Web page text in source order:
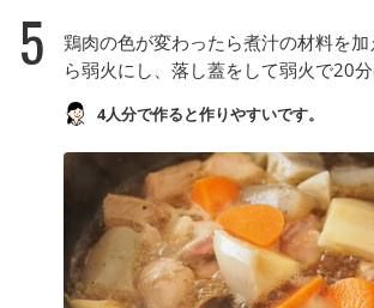
5
鶏肉の色が変わったら煮汁の材料を
ら弱火にし、落し蓋をして弱火で20分
4人分で作ると作りやすいです。